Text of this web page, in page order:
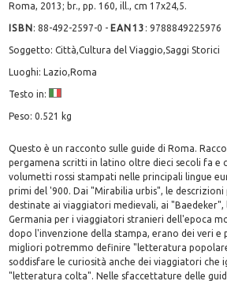
Roma, 2013; br., pp. 160, ill., cm 17x24,5.
ISBN:88-492-2597-0 - EAN13 :9788849225976
Soggetto: Città,Cultura del Viaggio,Saggi Storici
Luoghi: Lazio,Roma
Testo in:
Peso: 0.521 kg
Questo è un racconto sulle guide di Roma.
pergamena scritti in latino oltre dieci secoli fa e
volumetti rossi stampati nelle principali lingue
primi del '900. Dai "Mirabilia urbis", le
destinate ai viaggiatori medievali, ai "Baedeker",
Germania per i viaggiatori stranieri dell'epoca
dopo l'invenzione della stampa, erano dei veri e
migliori potremmo definire "letteratura
soddisfare le curiosità anche dei viaggiatori che
"letteratura colta". Nelle sfaccettature delle